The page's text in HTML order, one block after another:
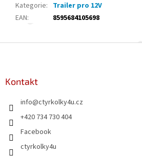
Kategorie: Trailer pro 12V
EAN: 8595684105698
Kontakt
info@ctyrkolky4u.cz
+420 734 730 404
Facebook
ctyrkolky4u